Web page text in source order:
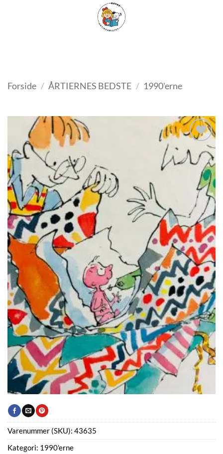
FILTER
Forside / ÅRTIERNES BEDSTE / 1990'erne
Tilføj
som
favorit
Varenummer (SKU): 43635
Kategori: 1990'erne